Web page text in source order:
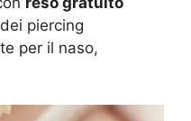
piercing
per il naso,